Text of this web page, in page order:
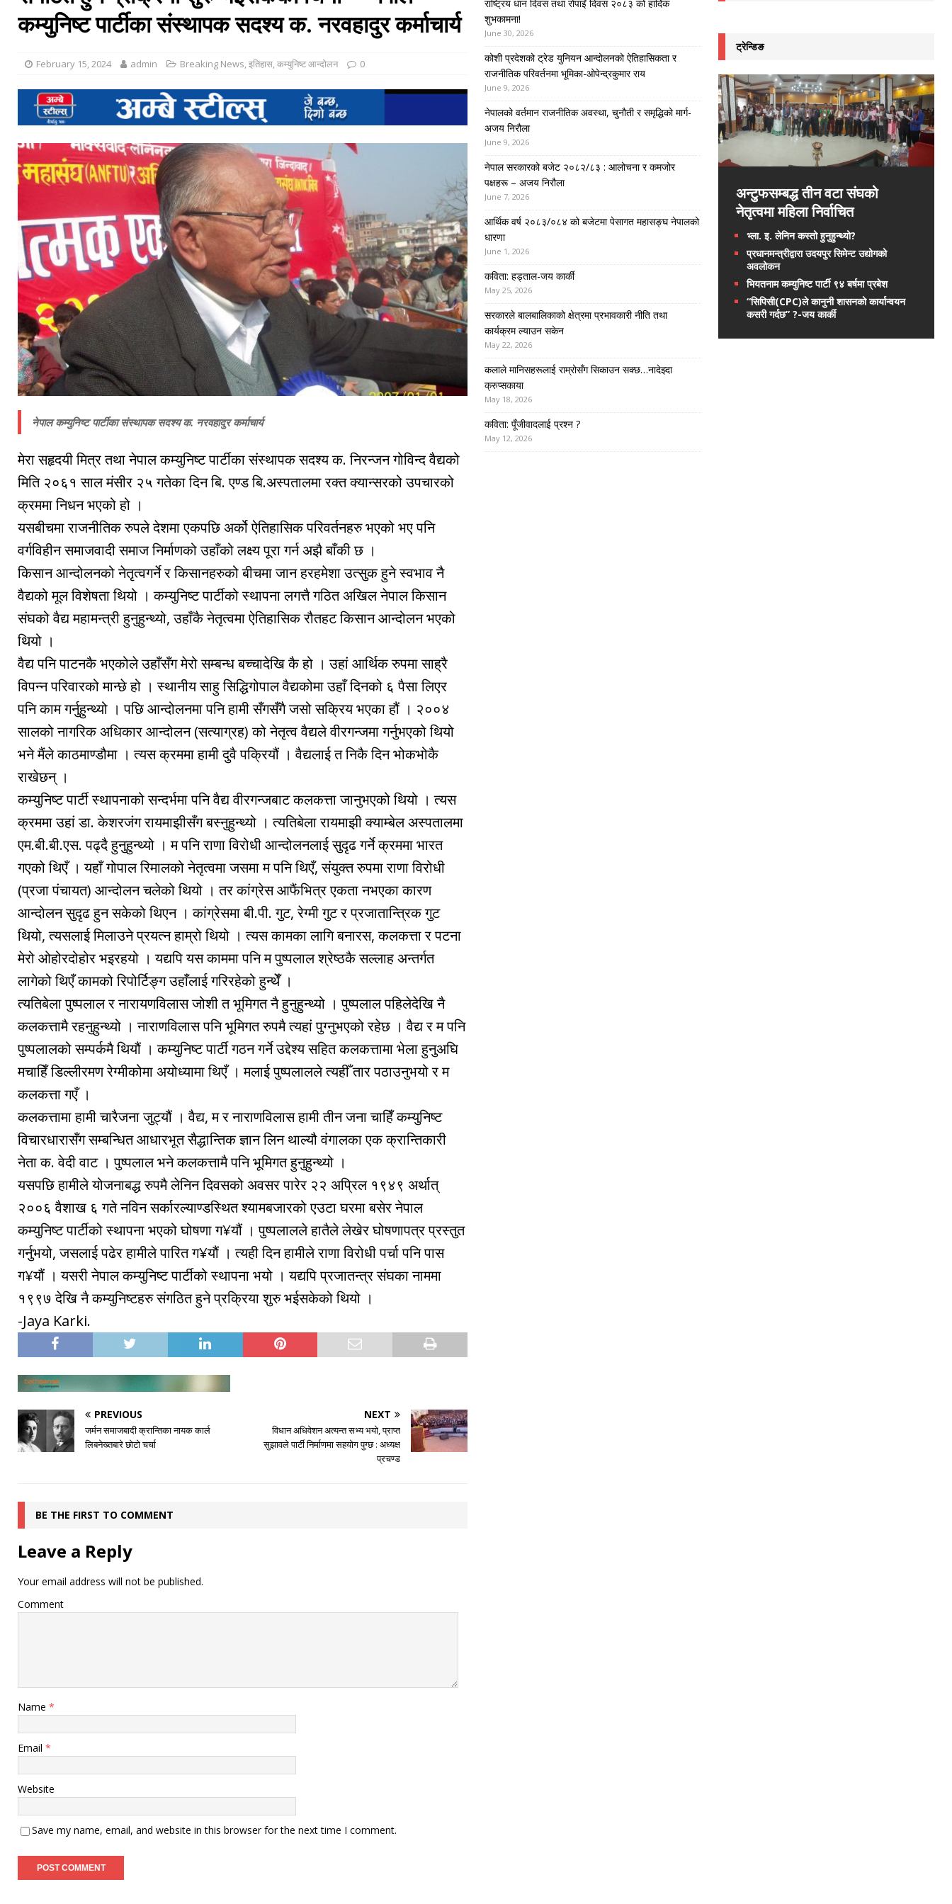
कम्युनिष्ट पार्टीका संस्थापक सदश्य क. नरवहादुर कर्माचार्य
February 15, 2024 admin Breaking News,इतिहास,कम्युनिष्ट आन्दोलन 0
नेपाल कम्युनिष्ट पार्टीका संस्थापक सदश्य क. नरवहादुर कर्माचार्य
मेरा सहृदयी मित्र तथा नेपाल कम्युनिष्ट पार्टीका संस्थापक सदश्य क. निरन्जन गोविन्द वैद्यको
मिति २०६१ साल मंसीर २५ गतेका दिन बि. एण्ड बि.अस्पतालमा रक्त क्यान्सरको उपचारको
क्रममा निधन भएको हो ।
यसबीचमा राजनीतिक रुपले देशमा एकपछि अर्को ऐतिहासिक परिवर्तनहरु भएको भए पनि
वर्गविहीन समाजवादी समाज निर्माणको उहाँको लक्ष्य पूरा गर्न अझै बाँकी छ ।
किसान आन्दोलनको नेतृत्वगर्ने र किसानहरुको बीचमा जान हरहमेशा उत्सुक हुने स्वभाव नै
वैद्यको मूल विशेषता थियो । कम्युनिष्ट पार्टीको स्थापना लगत्तै गठित अखिल नेपाल किसान
संघको वैद्य महामन्त्री हुनुहुन्थ्यो, उहाँकै नेतृत्वमा ऐतिहासिक रौतहट किसान आन्दोलन भएको
थियो ।
वैद्य पनि पाटनकै भएकोले उहाँसँग मेरो सम्बन्ध बच्चादेखि कै हो । उहां आर्थिक रुपमा साह्रै
विपन्न परिवारको मान्छे हो । स्थानीय साहु सिद्धिगोपाल वैद्यकोमा उहाँ दिनको ६ पैसा लिएर
पनि काम गर्नुहुन्थ्यो । पछि आन्दोलनमा पनि हामी सँगसँगै जसो सक्रिय भएका हौं । २००४
सालको नागरिक अधिकार आन्दोलन (सत्याग्रह) को नेतृत्व वैद्यले वीरगन्जमा गर्नुभएको थियो
भने मैंले काठमाण्डौमा । त्यस क्रममा हामी दुवै पक्रियौं । वैद्यलाई त निकै दिन भोकभोकै
राखेछन् ।
कम्युनिष्ट पार्टी स्थापनाको सन्दर्भमा पनि वैद्य वीरगन्जबाट कलकत्ता जानुभएको थियो । त्यस
क्रममा उहां डा. केशरजंग रायमाझीसँग बस्नुहुन्थ्यो । त्यतिबेला रायमाझी क्याम्बेल अस्पतालमा
एम.बी.बी.एस. पढ्दै हुनुहुन्थ्यो । म पनि राणा विरोधी आन्दोलनलाई सुदृढ गर्ने क्रममा भारत
गएको थिएँ । यहाँ गोपाल रिमालको नेतृत्वमा जसमा म पनि थिएँ, संयुक्त रुपमा राणा विरोधी
(प्रजा पंचायत) आन्दोलन चलेको थियो । तर कांग्रेस आफैंभित्र एकता नभएका कारण
आन्दोलन सुदृढ हुन सकेको थिएन । कांग्रेसमा बी.पी. गुट, रेग्मी गुट र प्रजातान्त्रिक गुट
थियो, त्यसलाई मिलाउने प्रयत्न हाम्रो थियो । त्यस कामका लागि बनारस, कलकत्ता र पटना
मेरो ओहोरदोहोर भइरहयो । यद्यपि यस काममा पनि म पुष्पलाल श्रेष्ठकै सल्लाह अन्तर्गत
लागेको थिएँ कामको रिपोर्टिङ्ग उहाँलाई गरिरहेको हुन्थेँ ।
त्यतिबेला पुष्पलाल र नारायणविलास जोशी त भूमिगत नै हुनुहुन्थ्यो । पुष्पलाल पहिलेदेखि नै
कलकत्तामै रहनुहुन्थ्यो । नाराणविलास पनि भूमिगत रुपमै त्यहां पुग्नुभएको रहेछ । वैद्य र म पनि
पुष्पलालको सम्पर्कमै थियौं । कम्युनिष्ट पार्टी गठन गर्ने उद्देश्य सहित कलकत्तामा भेला हुनुअघि
मचाहिँ डिल्लीरमण रेग्मीकोमा अयोध्यामा थिएँ । मलाई पुष्पलालले त्यहीँ तार पठाउनुभयो र म
कलकत्ता गएँ ।
कलकत्तामा हामी चारैजना जुट्यौं । वैद्य, म र नाराणविलास हामी तीन जना चाहिँ कम्युनिष्ट
विचारधारासँग सम्बन्धित आधारभूत सैद्धान्तिक ज्ञान लिन थाल्यौ वंगालका एक क्रान्तिकारी
नेता क. वेदी वाट । पुष्पलाल भने कलकत्तामै पनि भूमिगत हुनुहुन्थ्यो ।
यसपछि हामीले योजनाबद्ध रुपमै लेनिन दिवसको अवसर पारेर २२ अप्रिल १९४९ अर्थात्
२००६ वैशाख ६ गते नविन सर्कारल्याण्डस्थित श्यामबजारको एउटा घरमा बसेर नेपाल
कम्युनिष्ट पार्टीको स्थापना भएको घोषणा ग¥यौं । पुष्पलालले हातैले लेखेर घोषणापत्र प्रस्तुत
गर्नुभयो, जसलाई पढेर हामीले पारित ग¥यौं । त्यही दिन हामीले राणा विरोधी पर्चा पनि पास
ग¥यौं । यसरी नेपाल कम्युनिष्ट पार्टीको स्थापना भयो । यद्यपि प्रजातन्त्र संघका नाममा
१९९७ देखि नै कम्युनिष्टहरु संगठित हुने प्रक्रिया शुरु भईसकेको थियो ।
-Jaya Karki.
PREVIOUS
जर्मन समाजबादी क्रान्तिका नायक कार्ल
लिबनेख्तबारे छोटो चर्चा
NEXT
विधान अधिवेशन अत्यन्त सभ्य भयो, प्राप्त
सुझावले पार्टी निर्माणमा सहयोग पुग्छ : अध्यक्ष
प्रचण्ड
BE THE FIRST TO COMMENT
Leave a Reply
Your email address will not be published.
Comment
Name *
Email *
Website
Save my name, email, and website in this browser for the next time I comment.
राष्ट्रिय धान दिवस तथा रोपाइँ दिवस २०८३ को हार्दिक
शुभकामना!
June 30, 2026
कोशी प्रदेशको ट्रेड युनियन आन्दोलनको ऐतिहासिकता र
राजनीतिक परिवर्तनमा भूमिका-ओपेन्द्रकुमार राय
June 9, 2026
नेपालको वर्तमान राजनीतिक अवस्था, चुनौती र समृद्धिको मार्ग-
अजय निरौला
June 9, 2026
नेपाल सरकारको बजेट २०८२/८३ : आलोचना र कमजोर
पक्षहरू – अजय निरौला
June 7, 2026
आर्थिक वर्ष २०८३/०८४ को बजेटमा पेसागत महासङ्घ नेपालको
धारणा
June 1, 2026
कविता: हड्ताल-जय कार्की
May 25, 2026
सरकारले बालबालिकाको क्षेत्रमा प्रभावकारी नीति तथा
कार्यक्रम ल्याउन सकेन
May 22, 2026
कलाले मानिसहरूलाई राम्रोसँग सिकाउन सक्छ…नादेझ्दा
क्रुप्सकाया
May 18, 2026
कविता: पूँजीवादलाई प्रश्न ?
May 12, 2026
ट्रेन्डिङ
अन्टुफसम्बद्ध तीन वटा संघको
नेतृत्वमा महिला निर्वाचित
भ्ला. इ. लेनिन कस्तो हुनुहुन्थ्यो?
प्रधानमन्त्रीद्वारा उदयपुर सिमेन्ट उद्योगको
अवलोकन
भियतनाम कम्युनिष्ट पार्टी ९४ बर्षमा प्रबेश
“सिपिसी(CPC)ले कानुनी शासनको कार्यान्वयन
कसरी गर्दछ” ?-जय कार्की